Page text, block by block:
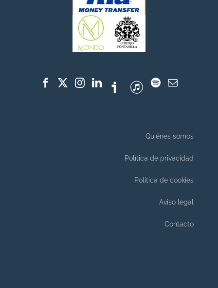
Quiénes somos
Política de privacidad
Política de cookies
Aviso legal
Contacto